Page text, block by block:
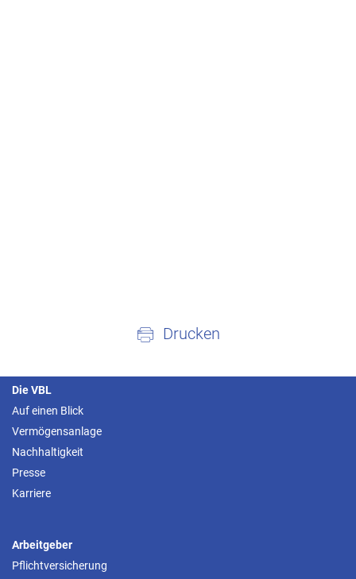
Drucken
Die VBL
Auf einen Blick
Vermögensanlage
Nachhaltigkeit
Presse
Karriere
Arbeitgeber
Pflichtversicherung